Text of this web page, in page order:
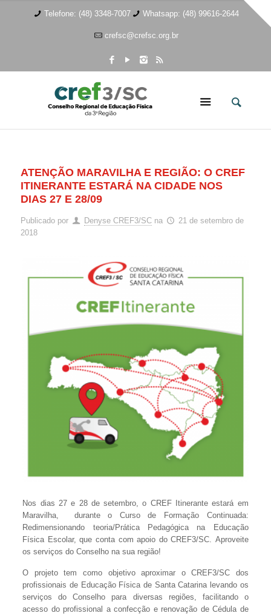
Telefone: (48) 3348-7007 Whatsapp: (48) 99616-2644
crefsc@crefsc.org.br
ATENÇÃO MARAVILHA E REGIÃO: O CREF
ITINERANTE ESTARÁ NA CIDADE NOS
DIAS 27 E 28/09
Publicado por Denyse CREF3/SC na
21 de setembro de
2018
Nos dias 27 e 28 de setembro, o CREF Itinerante estará em
Maravilha, durante o Curso de Formação Continuada:
Redimensionando teoria/Prática Pedagógica na Educação
Física Escolar, que conta com apoio do CREF3/SC. Aproveite
os serviços do Conselho na sua região!
O projeto tem como objetivo aproximar o CREF3/SC dos
profissionais de Educação Física de Santa Catarina levando os
serviços do Conselho para diversas regiões, facilitando o
acesso do profissional a confecção e renovação de Cédula de